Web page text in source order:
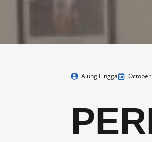
Alung Lingga